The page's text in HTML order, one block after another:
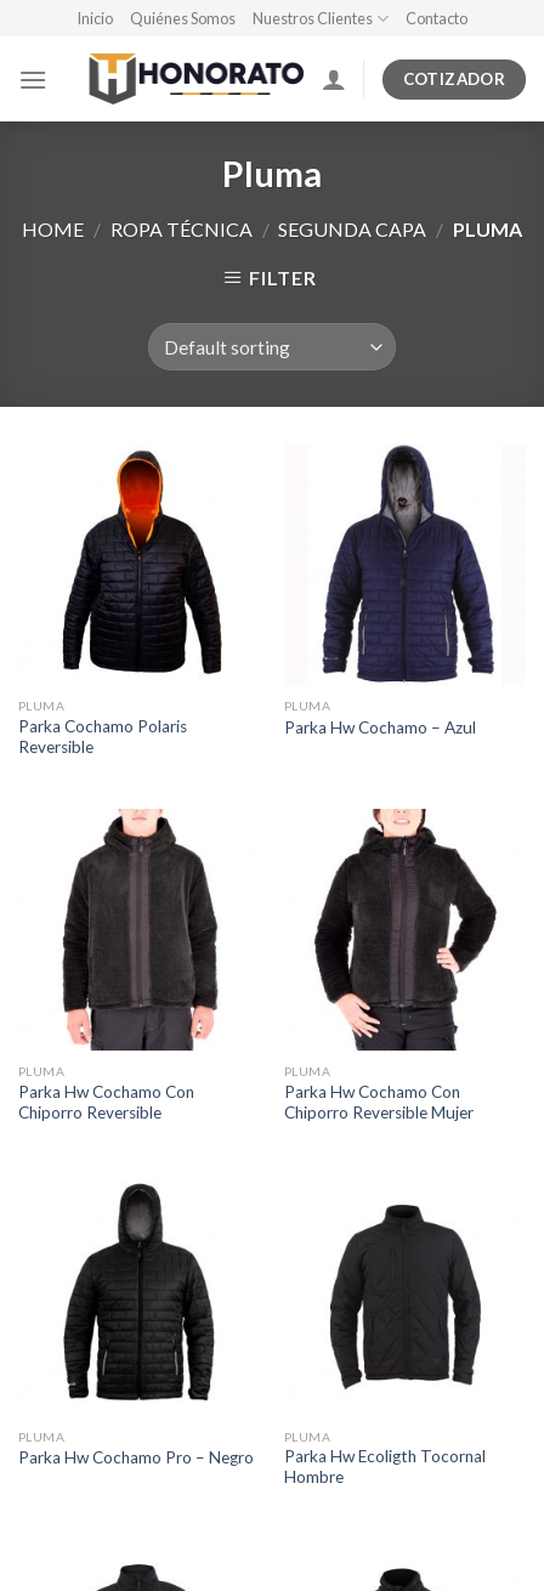
content
Inicio Quiénes Somos Nuestros Clientes Contacto
COTIZADOR
Pluma
HOME / ROPA TÉCNICA / SEGUNDA CAPA / PLUMA
FILTER
PLUMA
Parka Cochamo Polaris
Reversible
PLUMA
Parka Hw Cochamo – Azul
PLUMA
Parka Hw Cochamo Con
Chiporro Reversible
PLUMA
Parka Hw Cochamo Con
Chiporro Reversible Mujer
PLUMA
Parka Hw Cochamo Pro – Negro
PLUMA
Parka Hw Ecoligth Tocornal
Hombre